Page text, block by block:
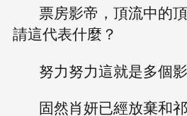
票房影帝，頂流中的
請這代表什麼？
努力努力這就是多個
固然肖妍已經放棄和